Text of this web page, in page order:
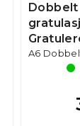
Dobbelt
A6